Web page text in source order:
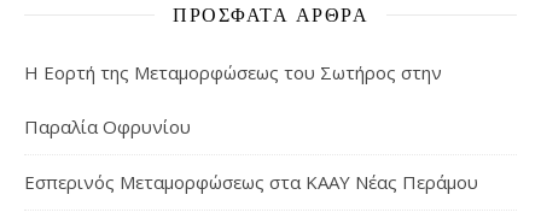
ΠΡΌΣΦΑΤΑ ΆΡΘΡΑ
Η Εορτή της Μεταμορφώσεως του Σωτήρος στην
Παραλία Οφρυνίου
Εσπερινός Μεταμορφώσεως στα ΚΑΑΥ Νέας Περάμου